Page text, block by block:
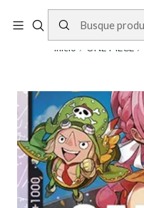
Inicio ONE PIECE